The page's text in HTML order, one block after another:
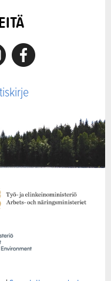
Facebook